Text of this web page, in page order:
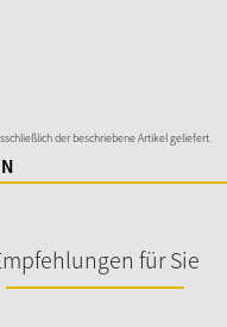
der beschriebene Artikel geliefert.
für Sie